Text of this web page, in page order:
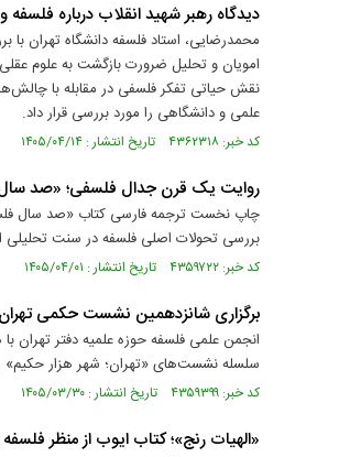
دیدگاه رهبر شهید انقلاب درباره
محمدرضایی، استاد فلسفه دانشگاه تهران
امویان و تحلیل ضرورت بازگشت به علوم
نقش حیاتی تفکر فلسفی در مقابله با
علمی و دانشگاهی را مورد بررسی قرار داد.
کد خبر: ۴۳۶۲۳۱۸ تاریخ انتشار : ۱۴۰۵/۰۴/۱۴
روایت یک قرن جدال فلسفی؛ «صد سال
چاپ نخست ترجمه فارسی کتاب «صد سال
بررسی تحولات اصلی فلسفه در سنت تحلیلی
کد خبر: ۴۳۵۹۷۲۲ تاریخ انتشار : ۱۴۰۵/۰۴/۰۱
برگزاری شانزدهمین نشست حکمی
انجمن علمی فلسفه حوزه علمیه دفتر
سلسله نشست‌های «تهران؛ شهر هزار حکیم» را
کد خبر: ۴۳۵۹۳۹۹ تاریخ انتشار : ۱۴۰۵/۰۳/۳۰
«الهیات رنج»؛ کتاب ایوب از منظر